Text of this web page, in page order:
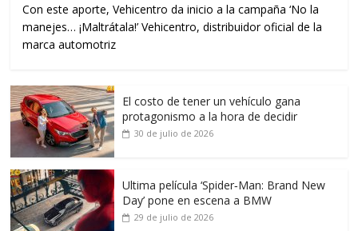
Con este aporte, Vehicentro da inicio a la campaña ‘No la
manejes… ¡Maltrátala!’ Vehicentro, distribuidor oficial de la
marca automotriz
El costo de tener un vehículo gana
protagonismo a la hora de decidir
30 de julio de 2026
Ultima película ‘Spider‑Man: Brand New
Day’ pone en escena a BMW
29 de julio de 2026